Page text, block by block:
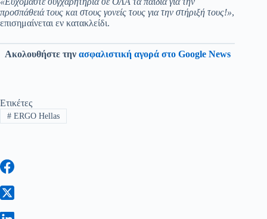
προσπάθειά τους και στους γονείς τους για την στήριξή τους!»,
επισημαίνεται εν κατακλείδι.
Ακολουθήστε την ασφαλιστική αγορά στο Google News
Ετικέτες
#ERGO Hellas